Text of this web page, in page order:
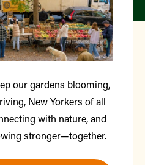
our gardens blooming,
New Yorkers of all
with nature, and
stronger—together.